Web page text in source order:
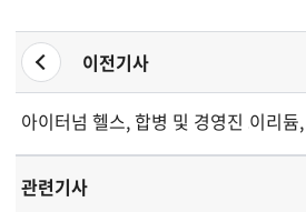
이전기사
아이터넘 헬스, 합병 및 경영진 교체
이리듐
관련기사